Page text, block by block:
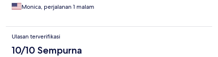
Monica, perjalanan 1 malam
Ulasan terverifikasi
10/10 Sempurna